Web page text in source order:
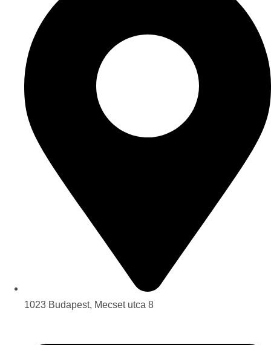
1023 Budapest, Mecset utca 8